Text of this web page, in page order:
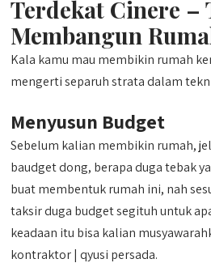
Terdekat Cinere –
Membangun
Kala kamu mau membikin rumah
mengerti separuh strata dalam
Menyusun Budget
Sebelum kalian membikin rumah,
baudget dong, berapa duga tebak
buat membentuk rumah ini, nah
taksir duga budget segituh untuk
keadaan itu bisa kalian
kontraktor | qyusi persada.